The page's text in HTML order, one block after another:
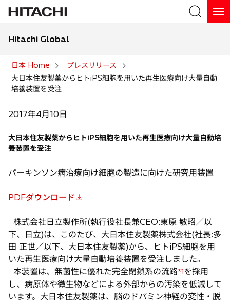
検索
Hitachi Global
日本 Home
プレスリリース
大日本住友製薬からヒトiPS細胞を用いた再生医療向け大量自動
培養装置を受注
2017年4月10日
大日本住友製薬からヒトiPS細胞を用いた再生医療向け大量自動培
養装置を受注
パーキンソン病治療向け細胞の製造に向けた研究用装置
PDFダウンロード
新
い
タ
ブ
で
開
く
株式会社日立製作所(執行役社長兼CEO:東原 敏昭／以
下、日立)は、このたび、大日本住友製薬株式会社(社長:多
田 正世／以下、大日本住友製薬)から、ヒトiPS細胞を用
いた再生医療向け大量自動培養装置を受注しました。
本装置は、無菌性に優れた完全閉鎖系の流路*1を採用
し、病原体や微生物などによる外部からの汚染を低減して
います。大日本住友製薬は、脳のドパミン神経の変性・脱